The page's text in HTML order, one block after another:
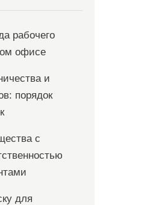
рабочего
офисе
и
порядок
с
для